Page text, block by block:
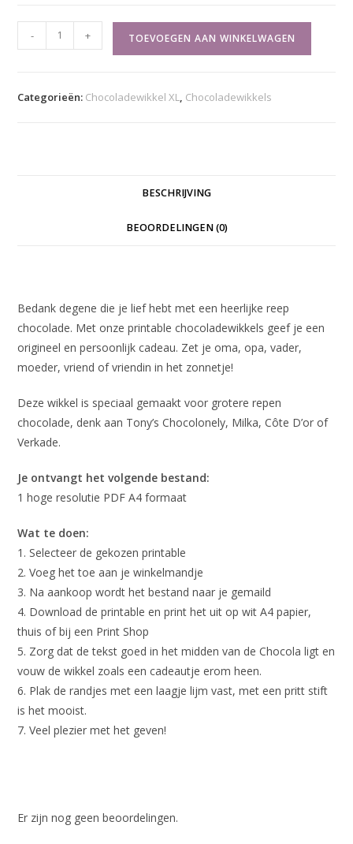
Bedankt
-
- + TOEVOEGEN AAN WINKELWAGEN
Categorieën: Chocoladewikkel XL Chocoladewikkels
BESCHRIJVING
BEOORDELINGEN (0)
Bedank degene die je lief hebt met een heerlijke reep
chocolade. Met onze printable chocoladewikkels geef je een
origineel en persoonlijk cadeau. Zet je oma, opa, vader,
moeder, vriend of vriendin in het zonnetje!
Deze wikkel is speciaal gemaakt voor grotere repen
chocolade, denk aan Tony’s Chocolonely, Milka, Côte D’or of
Verkade.
Je ontvangt het volgende bestand:
1 hoge resolutie PDF A4 formaat
Wat te doen:
1. Selecteer de gekozen printable
2. Voeg het toe aan je winkelmandje
3. Na aankoop wordt het bestand naar je gemaild
4. Download de printable en print het uit op wit A4 papier,
thuis of bij een Print Shop
5. Zorg dat de tekst goed in het midden van de Chocola ligt en
vouw de wikkel zoals een cadeautje erom heen.
6. Plak de randjes met een laagje lijm vast, met een pritt stift
is het mooist.
7. Veel plezier met het geven!
Er zijn nog geen beoordelingen.